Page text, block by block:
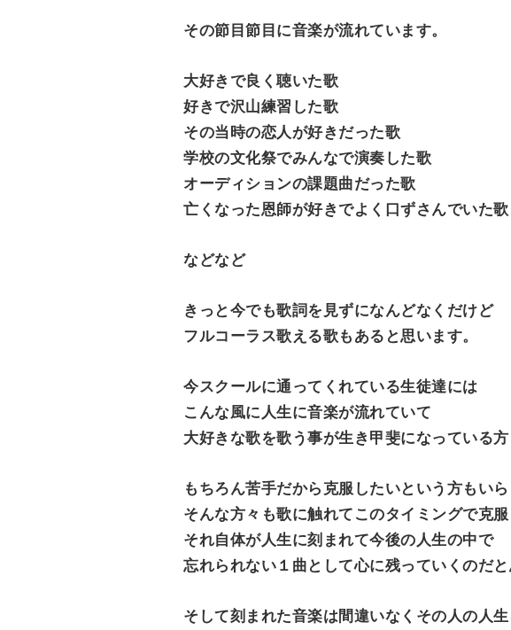
その節目節目に音楽が流れています。
大好きで良く聴いた歌
好きで沢山練習した歌
その当時の恋人が好きだった歌
学校の文化祭でみんなで演奏した歌
オーディションの課題曲だった歌
亡くなった恩師が好きでよく口ずさんでいた歌
などなど
きっと今でも歌詞を見ずになんどなくだけど
フルコーラス歌える歌もあると思います。
今スクールに通ってくれている生徒達には
こんな風に人生に音楽が流れていて
大好きな歌を歌う事が生き甲斐になっている方
もちろん苦手だから克服したいという方もいら
そんな方々も歌に触れてこのタイミングで克
それ自体が人生に刻まれて今後の人生の中で
忘れられない１曲として心に残っていくのだと
そして刻まれた音楽は間違いなくその人の人生